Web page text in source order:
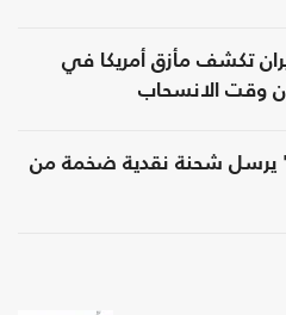
تكشف مأزق أمريكا في
وقت الانسحاب
يرسل شحنة نقدية ضخمة من